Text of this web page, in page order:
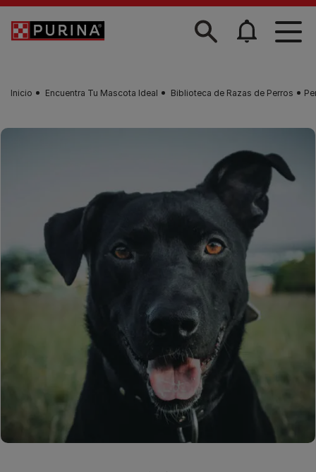
Skip to main content
Inicio Encuentra Tu Mascota Ideal Biblioteca de Razas de Perros